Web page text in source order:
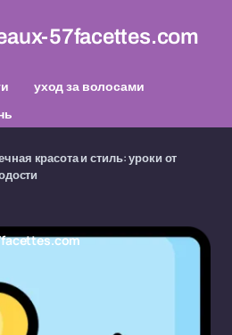
57facettes.com
уход за волосами
красота и стиль: уроки от